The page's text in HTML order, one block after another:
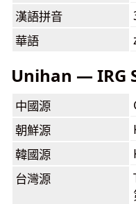
漢語拼音
華語
Unihan — IRG
中國源
朝鮮源
韓國源
台灣源